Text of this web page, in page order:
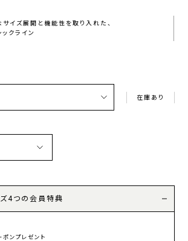
サイズ展開と機能性を取り入れた、
クライン
在庫あり
4つの会員特典
ポンプレゼント